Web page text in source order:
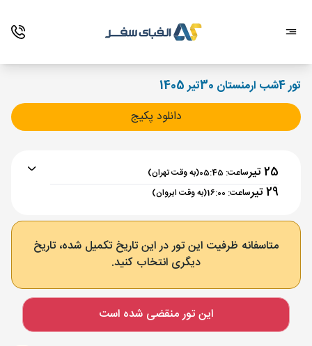
تور 4شب ارمنستان 30تیر 1405
دانلود پکیج
25 تیر ساعت: 05:45 (به وقت تهران)
29 تیر ساعت: 16:00 (به وقت ایروان)
برنامه رفت :
فرودگاه بین‌المللی امام خمینی IKA
ایروان , فرودگاه بین‌المللی زوارتنوتس EVN
متاسفانه ظرفیت این تور در این تاریخ تکمیل شده، تاریخ
دیگری انتخاب کنید.
این تور منقضی شده است